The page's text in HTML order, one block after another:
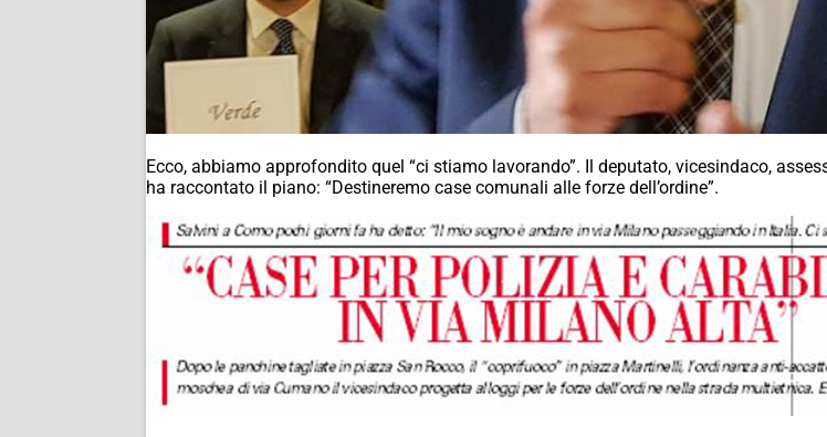
Ecco, abbiamo approfondito quel “ci stiamo lavorando”. Il deputato, vicesindaco,
ha raccontato il piano: “Destineremo case comunali alle forze dell’ordine”.